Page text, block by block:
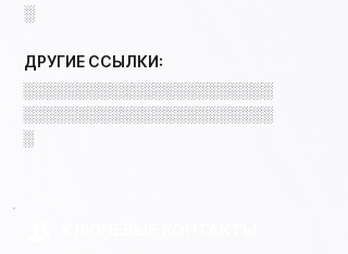
░
ДРУГИЕ ССЫЛКИ:
░░░░░░░░░░░░░░░░░░░░░░░
░░░░░░░░░░░░░░░░░░░░░░░
░